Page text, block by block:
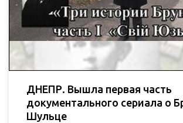
ДНЕПР. Вышла первая часть
документального сериала о
Шульце